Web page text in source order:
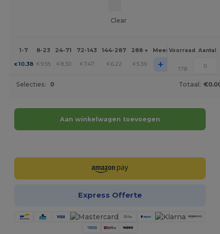
Clear
1-7 8-23 24-71 72-143 144-287 288 + MeerVoorraad Aantal
€10.38 € 9.55 € 8.30 € 7.47 € 6.22 € 5.39 + 178
Selecties: 0 Totaal:
Aan winkelwagen toevoegen
Express Offerte